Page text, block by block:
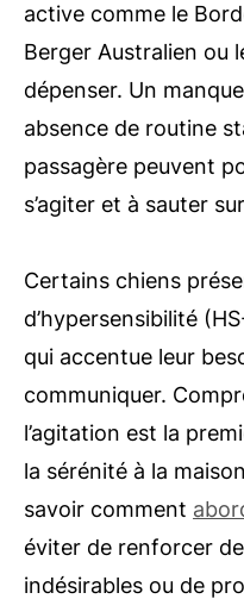
active comme le
Berger Australien ou
dépenser. Un
absence de routine
passagère peuvent
s’agiter et à sauter
Certains chiens
d’hypersensibilité
qui accentue leur
communiquer.
l’agitation est la
la sérénité à la
savoir comment
éviter de renforcer
indésirables ou de